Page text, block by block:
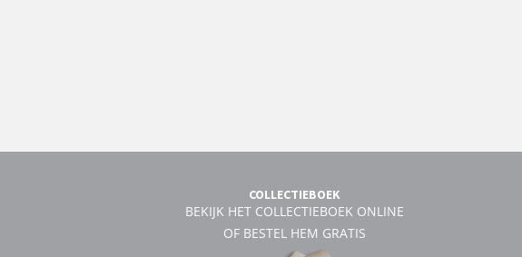
COLLECTIEBOEK
BEKIJK HET COLLECTIEBOEK ONLINE
OF BESTEL HEM GRATIS